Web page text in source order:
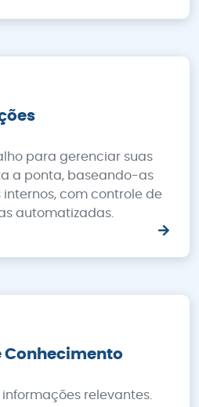
para gerenciar suas
a ponta, baseando-as
internos, com controle de
automatizadas.
Conhecimento
relevantes.